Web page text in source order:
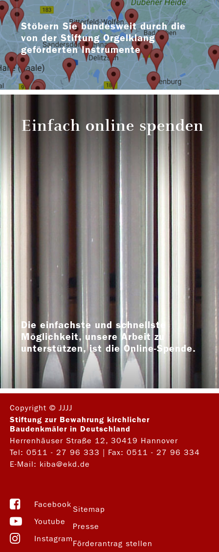
Stöbern Sie bundesweit durch die
von der Stiftung Orgelklang
geförderten Instrumente
Einfach online spenden
Die einfachste und schnellste
Möglichkeit, unsere Arbeit zu
unterstützen, ist die Online-Spende.
Copyright © JJJJ
Stiftung zur Bewahrung kirchlicher
Baudenkmäler in Deutschland
Herrenhäuser Straße 12, 30419 Hannover
Tel: 0511 - 27 96 333 | Fax: 0511 - 27 96 334
E-Mail: kiba@ekd.de
Facebook
Youtube
Instagram
Sitemap
Presse
Förderantrag stellen